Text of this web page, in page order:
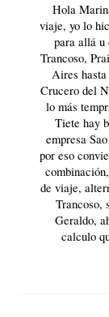
Hola
viaje, yo lo
para allá u
Trancoso,
Aires
Crucero del
lo más
Tiete hay
empresa
por eso
de viaje,
Trancoso,
Geraldo,
calculo